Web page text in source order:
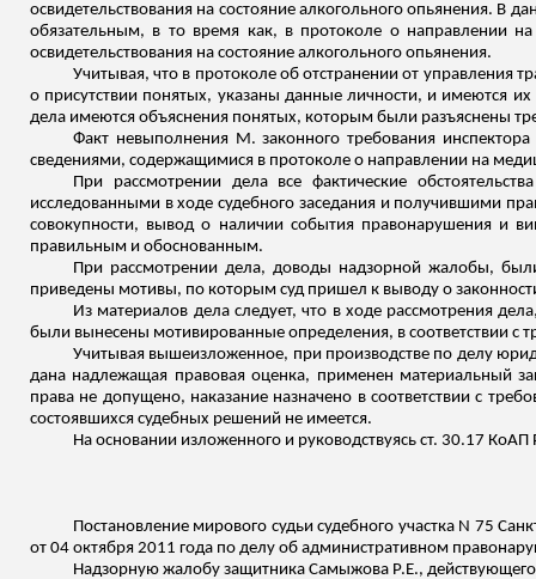
освидетельствования на состояние алкогольного опьянения. В
обязательным, в то время как, в протоколе о направлении на
освидетельствования на состояние алкогольного опьянения.
Учитывая, что в протоколе об отстранении от управления
о присутствии понятых, указаны данные личности, и имеются
дела имеются объяснения понятых, которым были разъяснены
Факт невыполнения М. законного требования
сведениями, содержащимися в протоколе о направлении на
При рассмотрении дела все фактические
исследованными в ходе судебного заседания и получившими
совокупности, вывод о наличии события правонарушения и
правильным и обоснованным.
При рассмотрении дела, доводы надзорной жалобы,
приведены мотивы, по которым суд пришел к выводу о
Из материалов дела следует, что в ходе рассмотрения
были вынесены мотивированные определения, в соответствии с
Учитывая вышеизложенное, при производстве по делу
дана надлежащая правовая оценка, применен материальный
права не допущено, наказание назначено в соответствии с
состоявшихся судебных решений не имеется.
На основании изложенного и руководствуясь ст. 30.17 КоАП
Постановление мирового судьи судебного участка N 75
от 04 октября 2011 года по делу об административном
Надзорную жалобу защитника Самыжова Р.Е.,